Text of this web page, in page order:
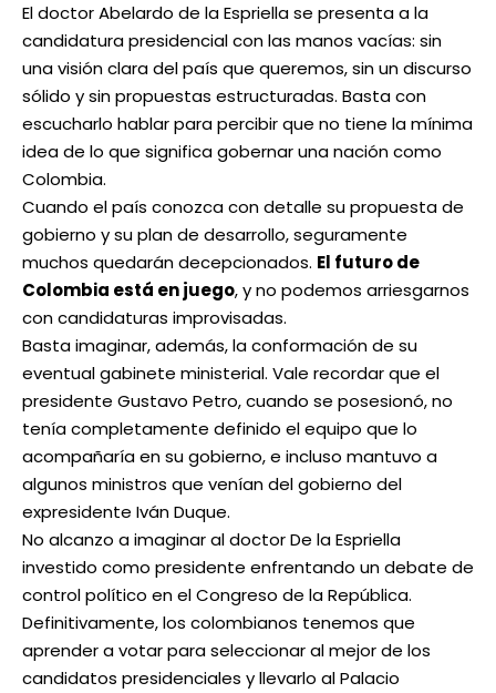
El doctor Abelardo de la Espriella se presenta a la
candidatura presidencial con las manos vacías: sin
una visión clara del país que queremos, sin un discurso
sólido y sin propuestas estructuradas. Basta con
escucharlo hablar para percibir que no tiene la mínima
idea de lo que significa gobernar una nación como
Colombia.
Cuando el país conozca con detalle su propuesta de
gobierno y su plan de desarrollo, seguramente
muchos quedarán decepcionados. El futuro de
Colombia está en juego, y no podemos arriesgarnos
con candidaturas improvisadas.
Basta imaginar, además, la conformación de su
eventual gabinete ministerial. Vale recordar que el
presidente Gustavo Petro, cuando se posesionó, no
tenía completamente definido el equipo que lo
acompañaría en su gobierno, e incluso mantuvo a
algunos ministros que venían del gobierno del
expresidente Iván Duque.
No alcanzo a imaginar al doctor De la Espriella
investido como presidente enfrentando un debate de
control político en el Congreso de la República.
Definitivamente, los colombianos tenemos que
aprender a votar para seleccionar al mejor de los
candidatos presidenciales y llevarlo al Palacio